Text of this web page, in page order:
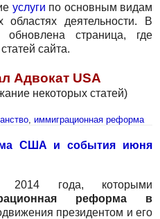
услуги по основным видам
деятельности. В
страница, где
статей сайта.
Адвокат USA
некоторых статей)
иммиграционная реформа
США и события июня
года, которыми
реформа в
президентом и его